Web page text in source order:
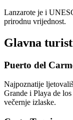
Lanzarote je i
prirodnu vrijednost.
Glavna
Puerto del
Najpoznatije
Grande i Playa de
večernje izlaske.